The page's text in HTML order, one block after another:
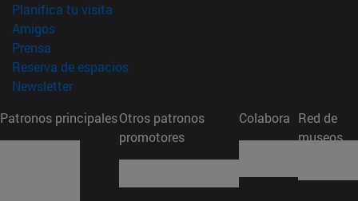
Planifica tu visita
Amigos(abre en nueva ventana)
Prensa
Reserva de espacios(abre en nueva ventana)
Newsletter(abre en nueva ventana)
Patronos principalesOtros patronos
promotores
Colabora Red de
museos